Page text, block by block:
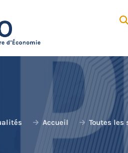
Accueil Toutes